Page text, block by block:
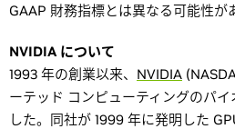
GAAP 財務指標とは異なる可能性が
NVIDIA について
1993 年の創業以来、 NVIDIA
ーテッド コンピューティングのパ
した。同社が 1999 年に発明した